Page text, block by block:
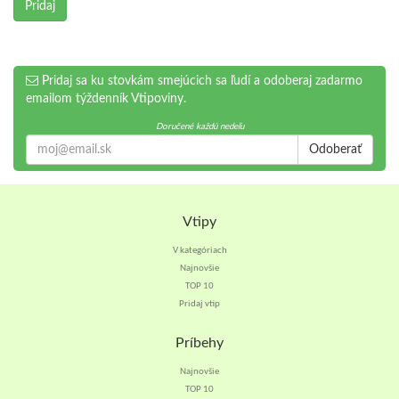
Pridaj
Pridaj sa ku stovkám smejúcich sa ľudí a odoberaj zadarmo
emailom týždenník Vtipoviny.
Doručené každú nedeľu
Odoberať
Vtipy
V kategóriach
Najnovšie
TOP 10
Pridaj vtip
Príbehy
Najnovšie
TOP 10